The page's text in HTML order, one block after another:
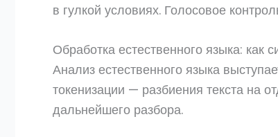
в гулкой условиях. Голосовое
Обработка естественного языка: как
Анализ естественного языка
токенизации — разбиения текста на
дальнейшего разбора.